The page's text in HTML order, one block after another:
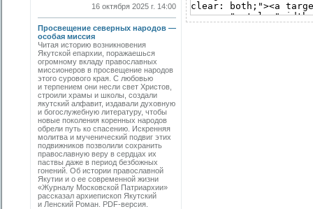
16 октября 2025 г. 14:00
Просвещение северных народов —
особая миссия
Читая историю возникновения
Якутской епархии, поражаешься
огромному вкладу православных
миссионеров в просвещение народов
этого сурового края. С любовью
и терпением они несли свет Христов,
строили храмы и школы, создали
якутский алфавит, издавали духовную
и богослужебную литературу, чтобы
новые поколения коренных народов
обрели путь ко спасению. Искренняя
молитва и мученический подвиг этих
подвижников позволили сохранить
православную веру в сердцах их
паствы даже в период безбожных
гонений. Об истории православной
Якутии и о ее современной жизни
«Журналу Московской Патриархии»
рассказал архиепископ Якутский
и Ленский Роман. PDF-версия.